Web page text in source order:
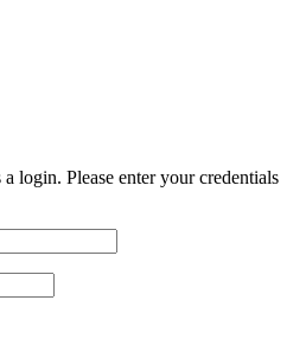
login. Please enter your credentials